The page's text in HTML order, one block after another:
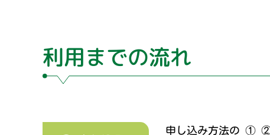
利用までの流れ
申し込み方法の ① ②